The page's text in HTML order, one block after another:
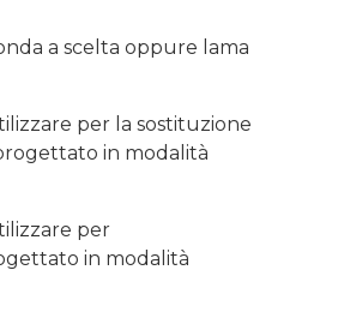
a scelta oppure lama
per la sostituzione
in modalità
per
in modalità